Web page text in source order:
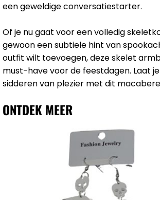
een geweldige conversatiestarter.
Of je nu gaat voor een volledig
gewoon een subtiele hint van
outfit wilt toevoegen, deze skelet
must-have voor de feestdagen. Laat
sidderen van plezier met dit
ONTDEK MEER